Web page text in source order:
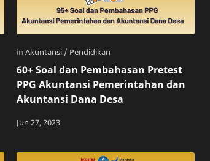
60+ Soal dan Pembahasan Pretest
PPG Akuntansi Pemerintahan dan
Akuntansi Dana Desa